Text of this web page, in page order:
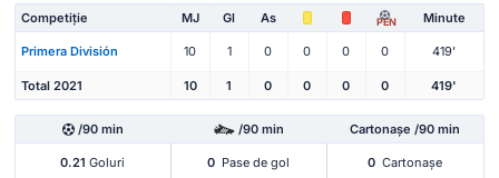
Competiție MJ Gl As PEN Minute
Primera División 10 1 0 0 0 0 419'
Total 2021 10 1 0 0 0 0 419'
/90 min /90 min Cartonașe /90 min
0.21 Goluri 0 Pase de gol 0 Cartonașe